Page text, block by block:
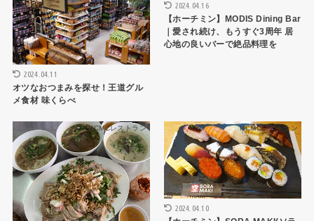
2024.04.11
オツなおつまみを探せ！王道グル
メ食材 味くらべ
2024.04.16
【ホーチミン】MODIS Dining Bar
｜愛され続け、もうすぐ3周年 居
心地の良いバーで絶品料理を
HCMCレストラン HCMCレストラン
2024.04.10